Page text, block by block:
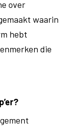
over
waarin
hebt
die